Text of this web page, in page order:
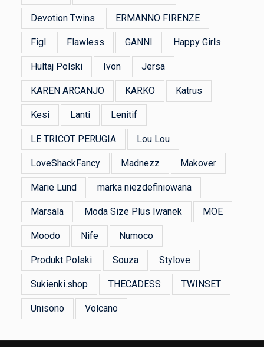
Devotion Twins ERMANNO FIRENZE
Figl Flawless GANNI Happy Girls
Hultaj Polski Ivon Jersa
KAREN ARCANJO KARKO Katrus
Kesi Lanti Lenitif
LE TRICOT PERUGIA Lou Lou
LoveShackFancy Madnezz Makover
Marie Lund marka niezdefiniowana
Marsala Moda Size Plus Iwanek MOE
Moodo Nife Numoco
Produkt Polski Souza Stylove
Sukienki.shop THECADESS TWINSET
Unisono Volcano